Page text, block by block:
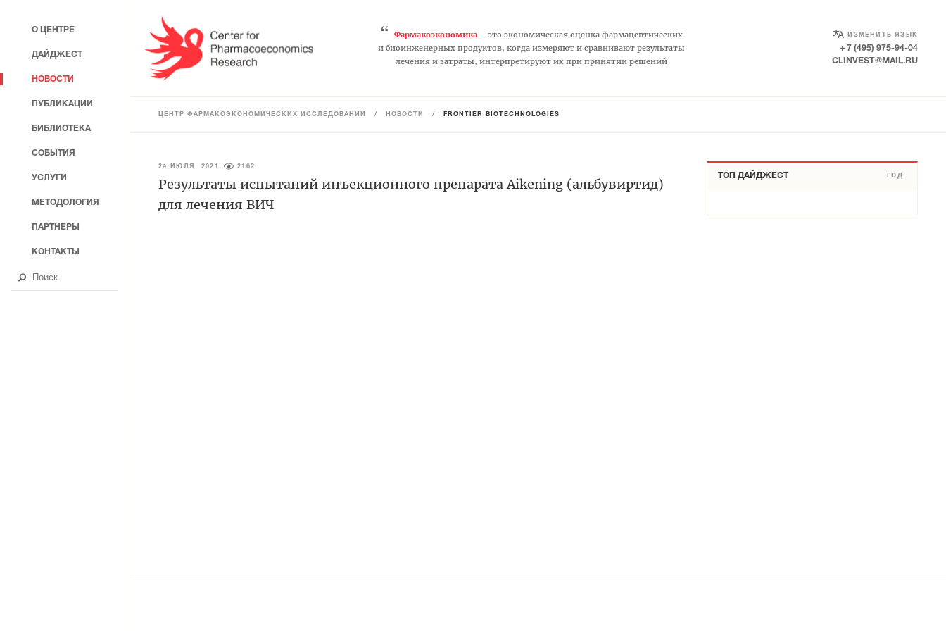
“ Фармакоэкономика– это экономическая оценка фармацевтических
и биоинженерных продуктов, когда измеряют и сравнивают результаты
лечения и затраты, интерпретируют их при принятии решений
ИЗМЕНИТЬ ЯЗЫК
SELECT LANGUAGE
+ 7 (495) 975-94-04
CLINVEST@MAIL.RU
ЦЕНТР ФАРМАКОЭКОНОМИЧЕСКИХ ИССЛЕДОВАНИЙ / НОВОСТИ / FRONTIER BIOTECHNOLOGIES
29 ИЮЛЯ 2021 2162
Результаты испытаний инъекционного препарата Aikening (альбувиртид)
для лечения ВИЧ
ТОП ДАЙДЖЕСТ ГОД
О ЦЕНТРЕ
ДАЙДЖЕСТ
НОВОСТИ
ПУБЛИКАЦИИ
БИБЛИОТЕКА
СОБЫТИЯ
УСЛУГИ
МЕТОДОЛОГИЯ
ПАРТНЕРЫ
КОНТАКТЫ